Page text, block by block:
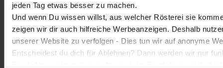
jeden Tag etwas besser zu machen.
Und wenn Du wissen willst, aus welcher Rösterei sie
zeigen wir dir auch hilfreiche Werbeanzeigen. Deshalb
unserer Website zu verfolgen - Dies tun wir auf anonyme
Entscheidest du dich für Ablehnen? Dann werden wir nur
Homematic IP Kamera: Die neue Kamerafamilie im Überblick
Smarte Sicherheit Marc - 1. August 2026